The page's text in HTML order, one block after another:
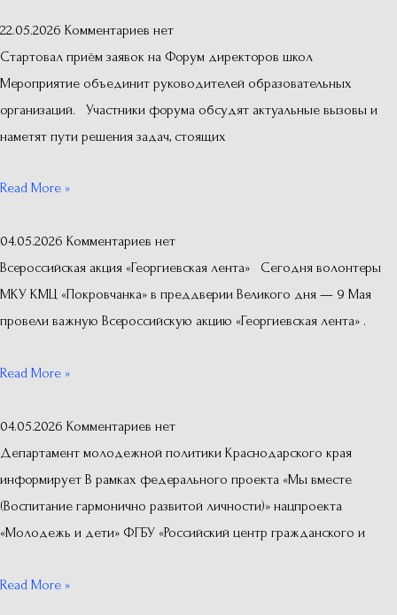
22.05.2026 Комментариев нет
Стартовал приём заявок на Форум директоров школ
Мероприятие объединит руководителей образовательных
организаций. Участники форума обсудят актуальные вызовы и
наметят пути решения задач, стоящих
Read More »
04.05.2026 Комментариев нет
Всероссийская акция «Георгиевская лента» Сегодня волонтеры
МКУ КМЦ «Покровчанка» в преддверии Великого дня — 9 Мая
провели важную Всероссийскую акцию «Георгиевская лента» .
Read More »
04.05.2026 Комментариев нет
Департамент молодежной политики Краснодарского края
информирует В рамках федерального проекта «Мы вместе
(Воспитание гармонично развитой личности)» нацпроекта
«Молодежь и дети» ФГБУ «Российский центр гражданского и
Read More »